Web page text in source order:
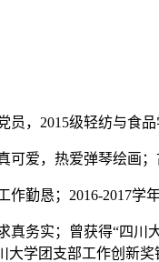
员， 2015级轻纺与食
可爱，热爱弹琴绘画
作勤恳； 2016-2017学
真务实；曾获得“四川
大学团支部工作创新奖